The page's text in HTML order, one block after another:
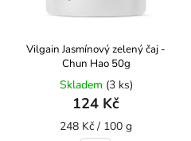
Vilgain Jasmínový zelený čaj ⁠-
Chun Hao 50g
Skladem (3 ks)
124 Kč
248 Kč / 100 g